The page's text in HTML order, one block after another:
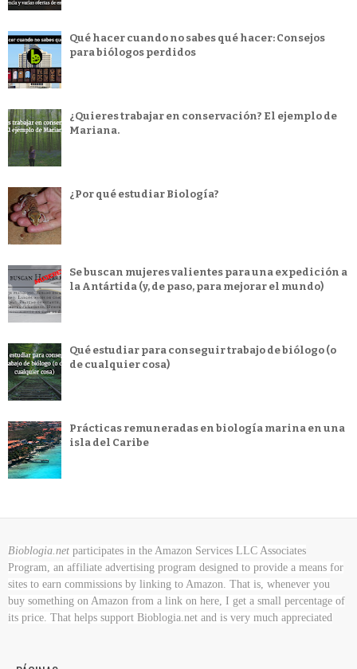
Qué hacer cuando no sabes qué hacer: Consejos
para biólogos perdidos
¿Quieres trabajar en conservación? El ejemplo de
Mariana.
¿Por qué estudiar Biología?
Se buscan mujeres valientes para una expedición a
la Antártida (y, de paso, para mejorar el mundo)
Qué estudiar para conseguir trabajo de biólogo (o
de cualquier cosa)
Prácticas remuneradas en biología marina en una
isla del Caribe
Bioblogia.net participates in the Amazon Services LLC Associates
Program, an affiliate advertising program designed to provide a means for
sites to earn commissions by linking to Amazon. That is, whenever you
buy something on Amazon from a link on here, I get a small percentage of
its price. That helps support Bioblogia.net and is very much appreciated